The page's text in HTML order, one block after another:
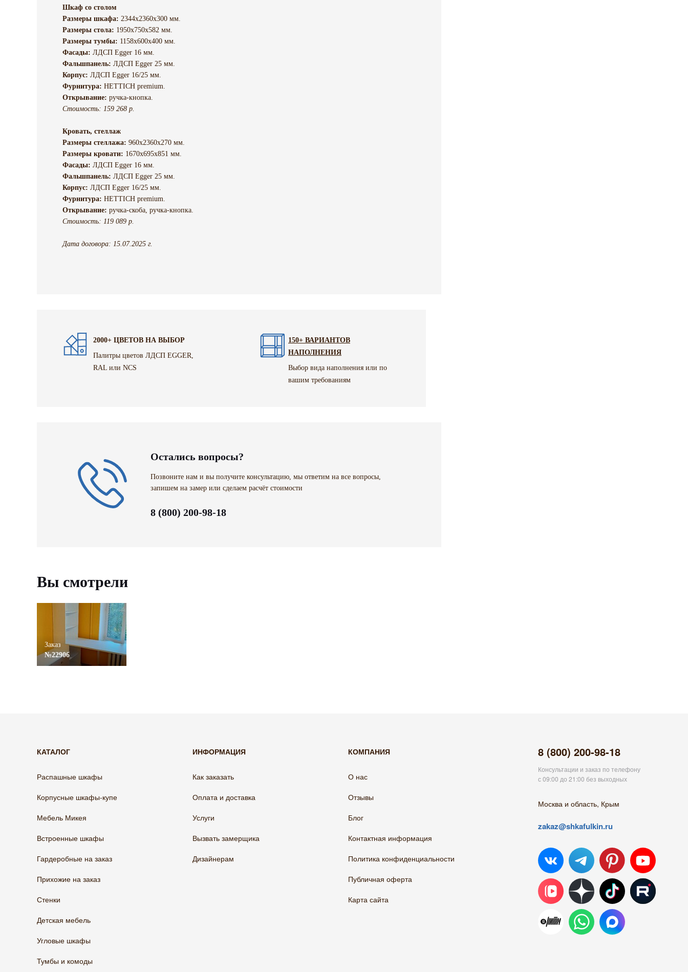
Шкаф со столом
Размеры шкафа: 2344х2360х300 мм.
Размеры стола: 1950х750х582 мм.
Размеры тумбы: 1158х600х400 мм.
Фасады: ЛДСП Egger 16 мм.
Фальшпанель: ЛДСП Egger 25 мм.
Корпус: ЛДСП Egger 16/25 мм.
Фурнитура: HETTICH premium.
Открывание: ручка-кнопка.
Стоимость: 159 268 р.
Кровать, стеллаж
Размеры стеллажа: 960х2360х270 мм.
Размеры кровати: 1670х695х851 мм.
Фасады: ЛДСП Egger 16 мм.
Фальшпанель: ЛДСП Egger 25 мм.
Корпус: ЛДСП Egger 16/25 мм.
Фурнитура: HETTICH premium.
Открывание: ручка-скоба, ручка-кнопка.
Стоимость: 119 089 р.
Дата договора: 15.07.2025 г.
2000+ ЦВЕТОВ НА ВЫБОР
Палитры цветов ЛДСП EGGER,
RAL или NCS
150+ ВАРИАНТОВ
НАПОЛНЕНИЯ
Выбор вида наполнения или по
вашим требованиям
Остались вопросы?
Позвоните нам и вы получите консультацию, мы ответим на все вопросы,
запишем на замер или сделаем расчёт стоимости
8 (800) 200-98-18
Вы смотрели
Заказ
№22906
КАТАЛОГ
Распашные шкафы
Корпусные шкафы-купе
Мебель Микея
Встроенные шкафы
Гардеробные на заказ
Прихожие на заказ
Стенки
Детская мебель
Угловые шкафы
Тумбы и комоды
ИНФОРМАЦИЯ
Как заказать
Оплата и доставка
Услуги
Вызвать замерщика
Дизайнерам
КОМПАНИЯ
О нас
Отзывы
Блог
Контактная информация
Политика конфиденциальности
Публичная оферта
Карта сайта
8 (800) 200-98-18
Консультации и заказ по телефону
с 09:00 до 21:00 без выходных
Москва и область, Крым
zakaz@shkafulkin.ru